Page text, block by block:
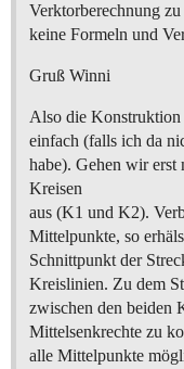
Verktorberechnung
keine Formeln und
Gruß Winni
Also die Konstruktion
einfach (falls ich da
habe). Gehen wir erst
Kreisen
aus (K1 und K2).
Mittelpunkte, so
Schnittpunkt der
Kreislinien. Zu dem
zwischen den beiden
Mittelsenkrechte zu
alle Mittelpunkte